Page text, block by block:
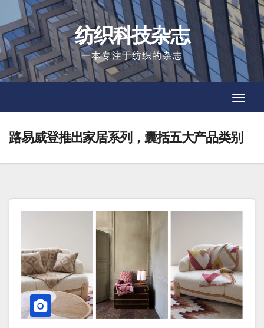
to
content
纺织科技杂志
一本专注于纺织的杂志
路易威登推出家居系列，囊括五大产品类别